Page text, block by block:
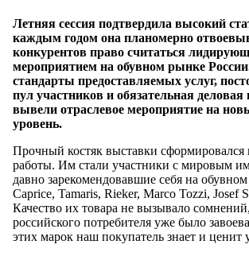
Летняя сессия подтвердила высокий
каждым годом она планомерно
конкурентов право считаться
мероприятием на обувном рынке
стандарты предоставляемых услуг,
пул участников и обязательная
вывели отраслевое мероприятие на
уровень.
Прочный костяк выставки
работы. Им стали участники с мировым
давно зарекомендовавшие себя на
Caprice, Tamaris, Rieker, Marco Tozzi, Josef
Качество их товара не вызывало
российского потребителя уже было
этих марок наш покупатель знает и ценит